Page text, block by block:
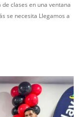
clases en una ventana
se necesita Llegamos a